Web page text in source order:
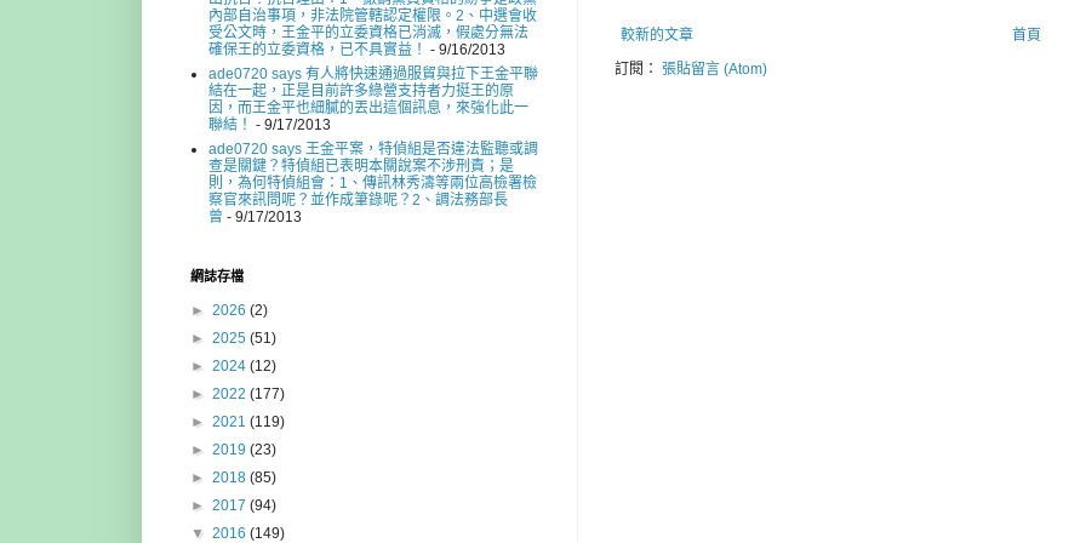
較新的文章
首頁
訂閱： 張貼留言 (Atom)
內部自治事項，非法院管轄認定權限。2、中選會收
受公文時，王金平的立委資格已消滅，假處分無法
確保王的立委資格，已不具實益！ - 9/16/2013
ade0720 says 有人將快速通過服貿與拉下王金平聯
結在一起，正是目前許多綠營支持者力挺王的原
因，而王金平也細膩的丟出這個訊息，來強化此一
聯結！ - 9/17/2013
ade0720 says 王金平案，特偵組是否違法監聽或調
查是關鍵？特偵組已表明本關說案不涉刑責；是
則，為何特偵組會：1、傳訊林秀濤等兩位高檢署檢
察官來訊問呢？並作成筆錄呢？2、調法務部長
曾 - 9/17/2013
網誌存檔
► 2026 (2)
► 2025 (51)
► 2024 (12)
► 2022 (177)
► 2021 (119)
► 2019 (23)
► 2018 (85)
► 2017 (94)
▼ 2016 (149)